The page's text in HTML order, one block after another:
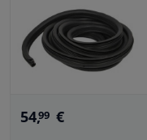
54,99 €